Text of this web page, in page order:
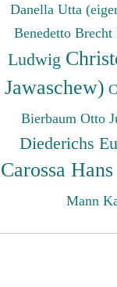
Danella Utta
Benedetto Brecht
Ludwig
Jawaschew)
Bierbaum Otto
Diederichs
Carossa Hans
Mann